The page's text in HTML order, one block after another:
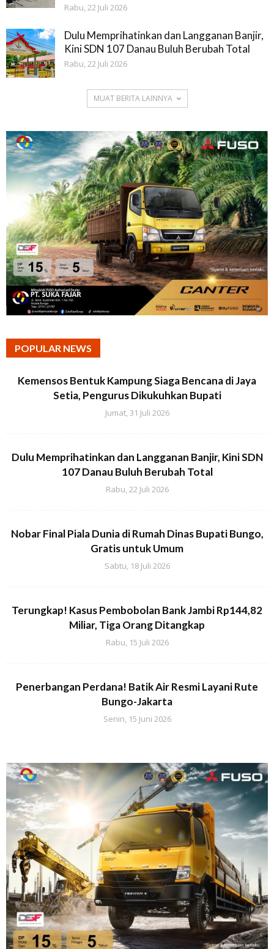
Rabu, 22 Juli 2026
Dulu Memprihatinkan dan Langganan Banjir,
Kini SDN 107 Danau Buluh Berubah Total
Rabu, 22 Juli 2026
MUAT BERITA LAINNYA
POPULAR NEWS
Kemensos Bentuk Kampung Siaga Bencana di Jaya
Setia, Pengurus Dikukuhkan Bupati
Jumat, 31 Juli 2026
Dulu Memprihatinkan dan Langganan Banjir, Kini SDN
107 Danau Buluh Berubah Total
Rabu, 22 Juli 2026
Nobar Final Piala Dunia di Rumah Dinas Bupati Bungo,
Gratis untuk Umum
Sabtu, 18 Juli 2026
Terungkap! Kasus Pembobolan Bank Jambi Rp144,82
Miliar, Tiga Orang Ditangkap
Rabu, 15 Juli 2026
Penerbangan Perdana! Batik Air Resmi Layani Rute
Bungo-Jakarta
Senin, 15 Juni 2026